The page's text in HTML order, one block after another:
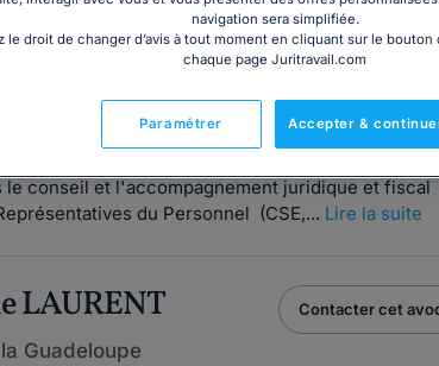
Guadeloupe
Contacter ce
le conseil et l'accompagnement juridique et fiscal
du Personnel (CSE,... Lire la suite
LAURENT
Guadeloupe
Contacter cet
navigation sera simplifiée.
le droit de changer d’avis à tout moment en cliquant sur le
chaque page Juritravail.com
Accepter &
Paramétrer